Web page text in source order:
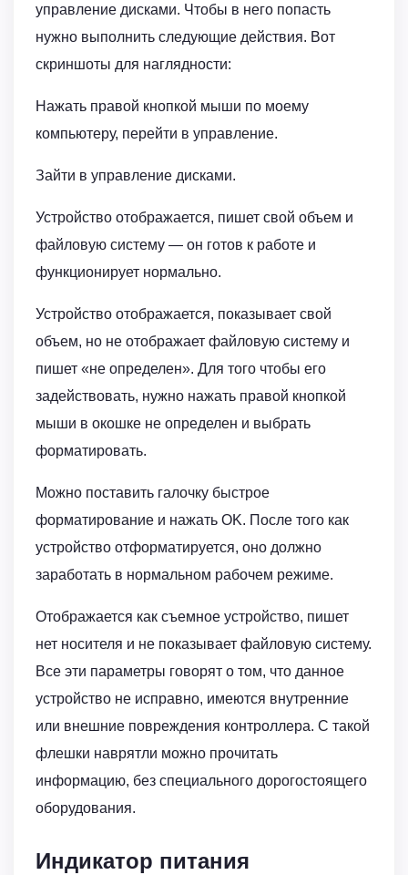
управление дисками. Чтобы в него попасть
нужно выполнить следующие действия. Вот
скриншоты для наглядности:
Нажать правой кнопкой мыши по моему
компьютеру, перейти в управление.
Зайти в управление дисками.
Устройство отображается, пишет свой объем и
файловую систему — он готов к работе и
функционирует нормально.
Устройство отображается, показывает свой
объем, но не отображает файловую систему и
пишет «не определен». Для того чтобы его
задействовать, нужно нажать правой кнопкой
мыши в окошке не определен и выбрать
форматировать.
Можно поставить галочку быстрое
форматирование и нажать OK. После того как
устройство отформатируется, оно должно
заработать в нормальном рабочем режиме.
Отображается как съемное устройство, пишет
нет носителя и не показывает файловую систему.
Все эти параметры говорят о том, что данное
устройство не исправно, имеются внутренние
или внешние повреждения контроллера. С такой
флешки наврятли можно прочитать
информацию, без специального дорогостоящего
оборудования.
Индикатор питания